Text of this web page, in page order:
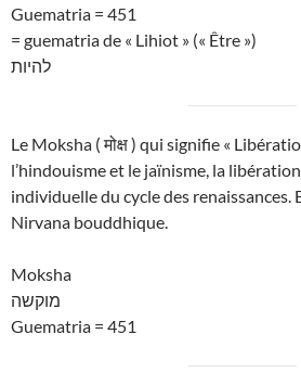
Guematria = 451
= guematria de « Lihiot » (« Être »)
להיות
Le Moksha ( मोक्ष ) qui signifie «
l’hindouisme et le jaïnisme, la libération
individuelle du cycle des renaissances.
Nirvana bouddhique.
Moksha
מוקשה
Guematria = 451